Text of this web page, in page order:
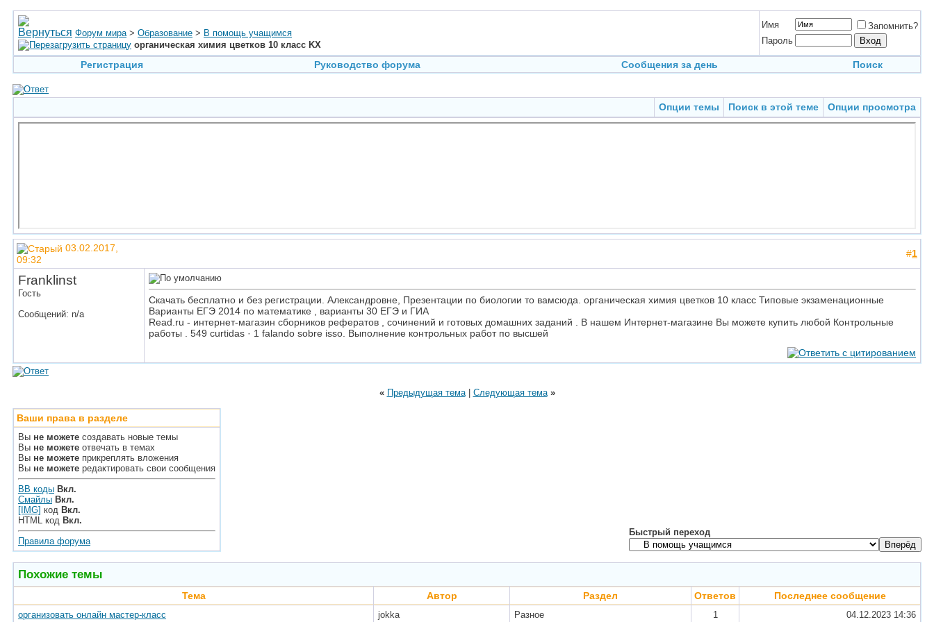
Форум мира > Образование > В помощь учащимся
органическая химия цветков 10 класс KX
Имя
Запомнить?
Пароль
Регистрация Руководство форума Сообщения за день Поиск
Опции темы Поиск в этой теме Опции просмотра
03.02.2017,
09:32
#1
Franklinst
Гость
Сообщений: n/a
Скачать бесплатно и без регистрации. Александровне, Презентации по биологии то вамсюда. органическая химия цветков 10 класс Типовые экзаменационные
Варианты ЕГЭ 2014 по математике , варианты 30 ЕГЭ и ГИА
Read.ru - интернет-магазин сборников рефератов , сочинений и готовых домашних заданий . В нашем Интернет-магазине Вы можете купить любой Контрольные
работы . 549 curtidas · 1 falando sobre isso. Выполнение контрольных работ по высшей
« Предыдущая тема| Следующая тема »
Ваши права в разделе
Вы не можете создавать новые темы
Вы не можете отвечать в темах
Вы не можете прикреплять вложения
Вы не можете редактировать свои сообщения
BB коды Вкл.
Смайлы Вкл.
[IMG] код Вкл.
HTML код Вкл.
Правила форума
Быстрый переход
Похожие темы
Тема Автор Раздел Ответов Последнее сообщение
организовать онлайн мастер-класс jokka Разное 1 04.12.2023 14:36